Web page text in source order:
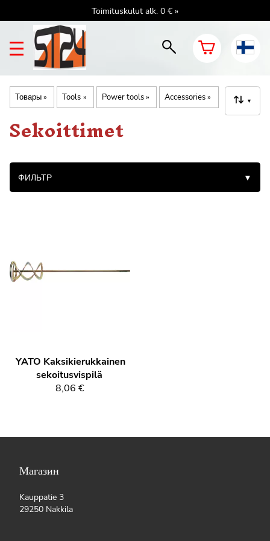
Toimituskulut alk. 0 € »
Товары‪» Tools ‪» Power tools‪» Accessories‪» ▼
Sekoittimet
ФИЛЬТР ▼
YATO Kaksikierukkainen
sekoitusvispilä
8,06 €
Магазин
Kauppatie 3
29250 Nakkila